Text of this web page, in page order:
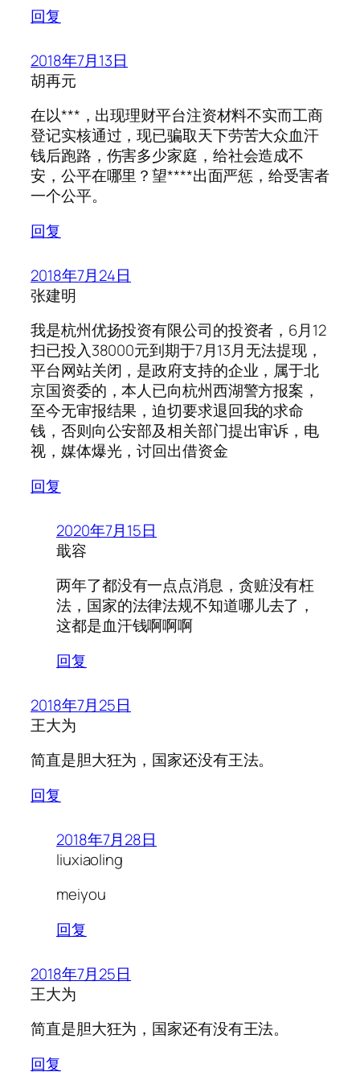
回复
2018年7月13日
胡再元
在以***，出现理财平台注资材料不实而工商
登记实核通过，现已骗取天下劳苦大众血汗
钱后跑路，伤害多少家庭，给社会造成不
安，公平在哪里？望****出面严惩，给受害者
一个公平。
回复
2018年7月24日
张建明
我是杭州优扬投资有限公司的投资者，6月12
扫已投入38000元到期于7月13月无法提现，
平台网站关闭，是政府支持的企业，属于北
京国资委的，本人已向杭州西湖警方报案，
至今无审报结果，迫切要求退回我的求命
钱，否则向公安部及相关部门提出审诉，电
视，媒体爆光，讨回出借资金
回复
2020年7月15日
戢容
两年了都没有一点点消息，贪赃没有枉
法，国家的法律法规不知道哪儿去了，
这都是血汗钱啊啊啊
回复
2018年7月25日
王大为
简直是胆大狂为，国家还没有王法。
回复
2018年7月28日
liuxiaoling
meiyou
回复
2018年7月25日
王大为
简直是胆大狂为，国家还有没有王法。
回复